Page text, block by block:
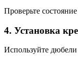
Проверьте
4. Установка
Используйте